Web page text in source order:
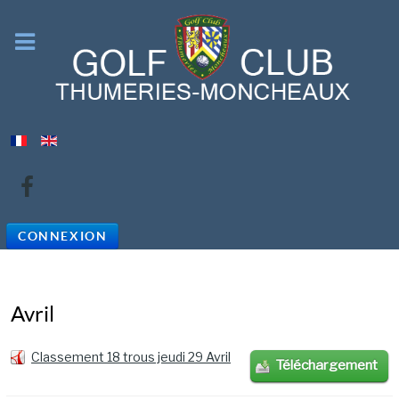
CONNEXION
Avril
Classement 18 trous jeudi 29 Avril Téléchargement